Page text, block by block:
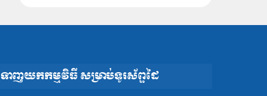
ទាញយកកម្មវិធី សម្រាប់ទូរស័ព្ទដៃ